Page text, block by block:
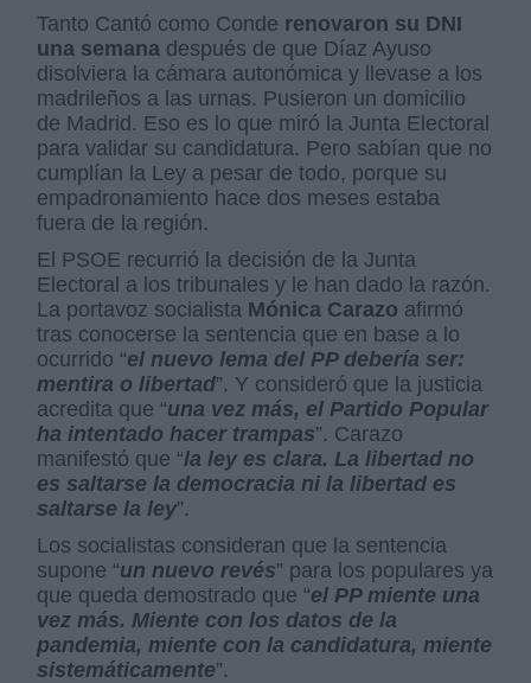
Tanto Cantó como Conde renovaron su DNI
una semana después de que Díaz Ayuso
disolviera la cámara autonómica y llevase a los
madrileños a las urnas. Pusieron un domicilio
de Madrid. Eso es lo que miró la Junta Electoral
para validar su candidatura. Pero sabían que no
cumplían la Ley a pesar de todo, porque su
empadronamiento hace dos meses estaba
fuera de la región.
El PSOE recurrió la decisión de la Junta
Electoral a los tribunales y le han dado la razón.
La portavoz socialista Mónica Carazo afirmó
tras conocerse la sentencia que en base a lo
ocurrido “el nuevo lema del PP debería ser:
mentira o libertad”. Y consideró que la justicia
acredita que “una vez más, el Partido Popular
ha intentado hacer trampas”. Carazo
manifestó que “la ley es clara. La libertad no
es saltarse la democracia ni la libertad es
saltarse la ley”.
Los socialistas consideran que la sentencia
supone “un nuevo revés” para los populares ya
que queda demostrado que “el PP miente una
vez más. Miente con los datos de la
pandemia, miente con la candidatura, miente
sistemáticamente”.